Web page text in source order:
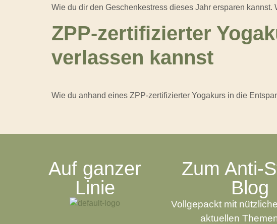
Wie du dir den Geschenkestress dieses Jahr ersparen
ZPP-zertifizierter
verlassen kannst
Wie du anhand eines ZPP-zertifizierter Yogakurs in die
Auf ganzer
Linie
Zum Anti-
Blog
Vollgepackt mit
aktuellen